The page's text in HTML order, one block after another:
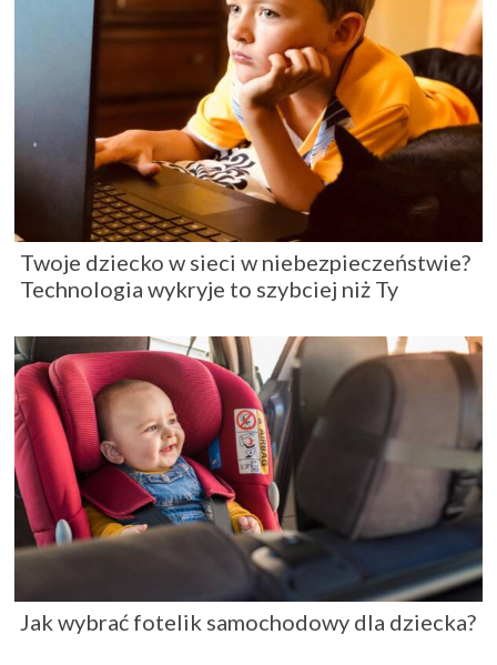
Twoje dziecko w sieci w niebezpieczeństwie?
Technologia wykryje to szybciej niż Ty
Jak wybrać fotelik samochodowy dla dziecka?